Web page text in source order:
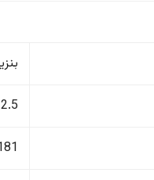
2.5
181